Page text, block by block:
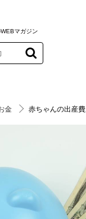
マガジン
金 赤ちゃんの出産